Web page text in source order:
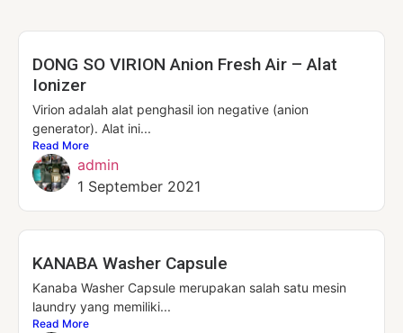
DONG SO VIRION Anion Fresh Air – Alat
Ionizer
Virion adalah alat penghasil ion negative (anion
generator). Alat ini...
Read More
admin
1 September 2021
KANABA Washer Capsule
Kanaba Washer Capsule merupakan salah satu mesin
laundry yang memiliki...
Read More